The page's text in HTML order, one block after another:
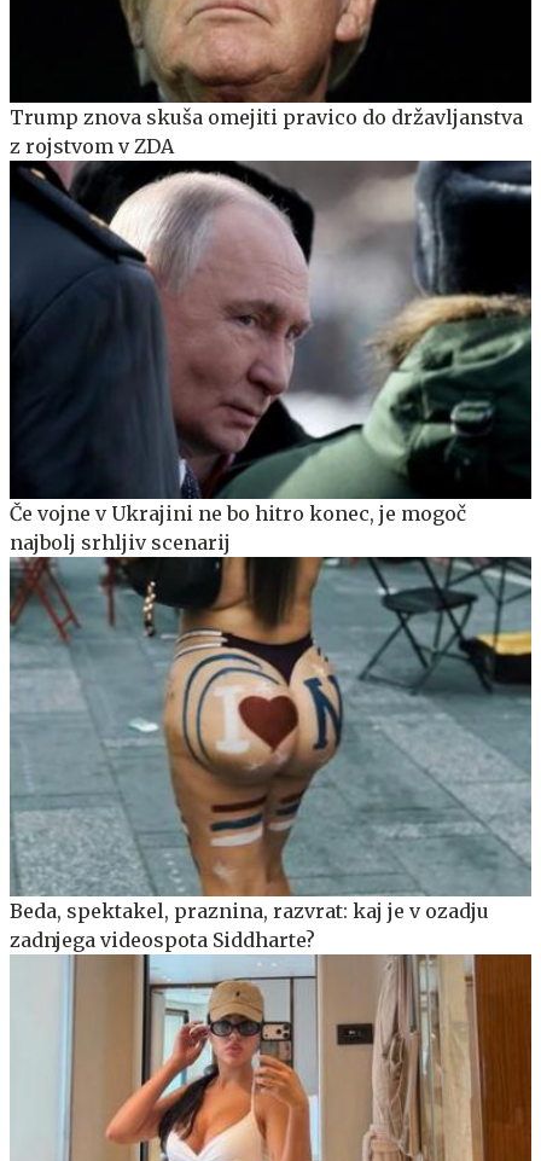
Trump znova skuša omejiti pravico do državljanstva
z rojstvom v ZDA
Če vojne v Ukrajini ne bo hitro konec, je mogoč
najbolj srhljiv scenarij
Beda, spektakel, praznina, razvrat: kaj je v ozadju
zadnjega videospota Siddharte?